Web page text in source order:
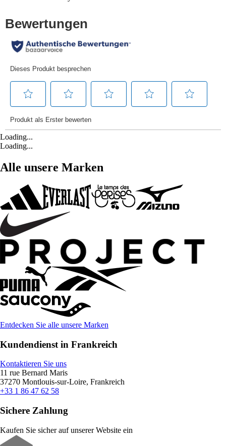
Loading...
Loading...
Alle unsere Marken
Entdecken Sie alle unsere Marken
Kundendienst in Frankreich
Kontaktieren Sie uns
11 rue Bernard Maris
37270 Montlouis-sur-Loire, Frankreich
+33 1 86 47 62 58
Sichere Zahlung
Kaufen Sie sicher auf unserer Website ein